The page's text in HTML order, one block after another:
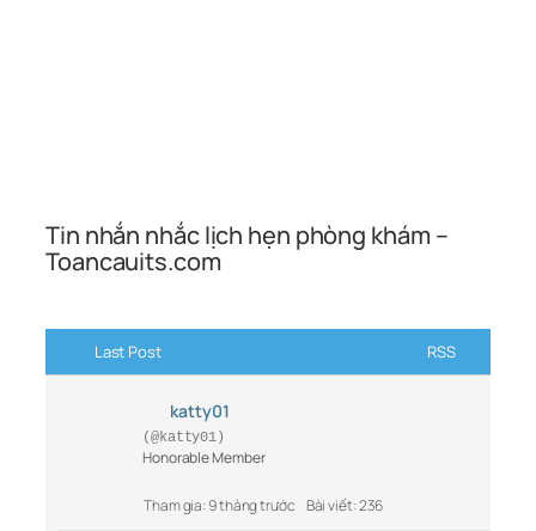
Tin nhắn nhắc lịch hẹn phòng khám –
Toancauits.com
Last Post RSS
katty01
(@katty01)
Honorable Member
Tham gia: 9 tháng trước Bài viết: 236